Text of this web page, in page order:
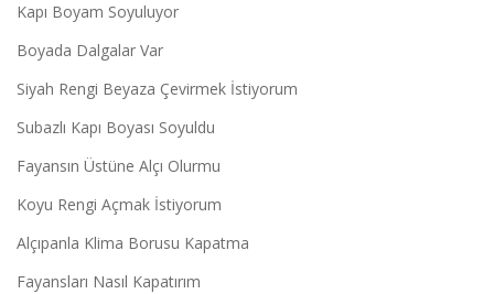
Kapı Boyam Soyuluyor
Boyada Dalgalar Var
Siyah Rengi Beyaza Çevirmek İstiyorum
Subazlı Kapı Boyası Soyuldu
Fayansın Üstüne Alçı Olurmu
Koyu Rengi Açmak İstiyorum
Alçıpanla Klima Borusu Kapatma
Fayansları Nasıl Kapatırım